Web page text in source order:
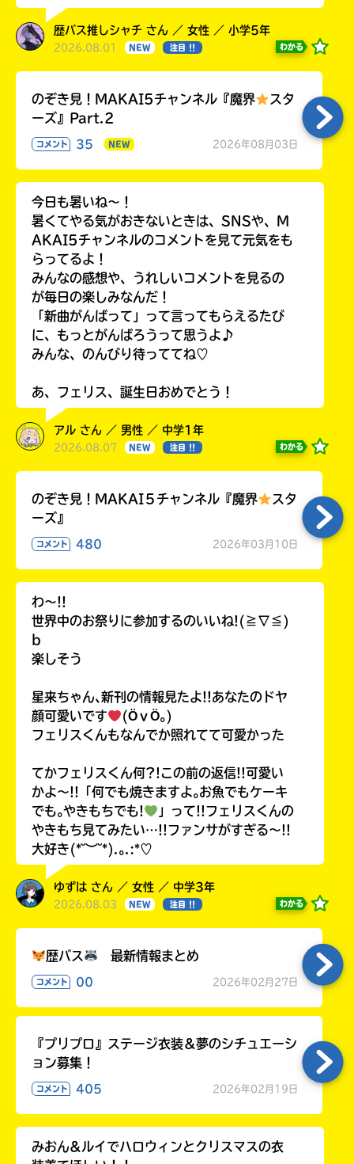
歴バス推しシャチ さん ／ 女性 ／ 小学5年
2026.08.01 NEW 注目 !! わかる
のぞき見！MAKAI5チャンネル『魔界
スタ
ーズ』Part.2
コメント 35 NEW 2026年08月03日
今日も暑いね〜！
暑くてやる気がおきないときは、SNSや、M
AKAI5チャンネルのコメントを見て元気をも
らってるよ！
みんなの感想や、うれしいコメントを見るの
が毎日の楽しみなんだ！
「新曲がんばって」って言ってもらえるたび
に、もっとがんばろうって思うよ♪
みんな、のんびり待っててね♡
あ、フェリス、誕生日おめでとう！
アル さん ／ 男性 ／ 中学1年
2026.08.07 NEW 注目 !! わかる
のぞき見！MAKAI５チャンネル『魔界
スタ
ーズ』
コメント 480 2026年03月10日
わ〜!!
世界中のお祭りに参加するのいいね!(≧∇≦)
b
楽しそう
星来ちゃん､新刊の情報見たよ!!あなたのドヤ
顔可愛いです
(ӦｖӦ｡)
フェリスくんもなんでか照れてて可愛かった
てかフェリスくん何?!この前の返信!!可愛い
かよ〜!!「何でも焼きますよ｡お魚でもケーキ
でも｡やきもちでも!
」って!!フェリスくんの
やきもち見てみたい…!!ファンサがすぎる〜!!
大好き(*˘︶˘*).｡.:*♡
ゆずは さん ／ 女性 ／ 中学3年
2026.08.03 NEW 注目 !! わかる
歴バス 最新情報まとめ
コメント 00 2026年02月27日
『プリプロ』ステージ衣装＆夢のシチュエーシ
ョン募集！
コメント 405 2026年02月19日
みおん&ルイでハロウィンとクリスマスの衣